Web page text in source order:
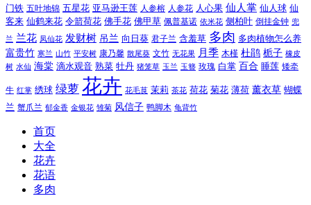
门铁 五叶地锦 五星花 亚马逊王莲 人参榕 人参花 人心果 仙人掌 仙人球 仙
客来 仙鹤来花 令箭荷花 佛手花 佛甲草 佩普基诺 依米花 侧柏叶 倒挂金钟 兜
兰 兰花 凤仙花 发财树 吊兰 向日葵 君子兰 含羞草 多肉 多肉植物怎么养
富贵竹 寒兰 山竹 平安树 康乃馨 散尾葵 文竹 无花果 月季 木槿 杜鹃 栀子 橡皮
树 水仙 海棠 滴水观音 熟菜 牡丹 猪笼草 玉兰 玉簪 玫瑰 白掌 百合 睡莲 矮牵
牛 红掌 绣球 绿萝 花卉 花毛茛 茉莉 茶花 荷花 菊花 薄荷 薰衣草 蝴蝶
兰 蟹爪兰 郁金香 金银花 雏菊 风信子 鸭脚木 龟背竹
首页
大全
花卉
花语
多肉